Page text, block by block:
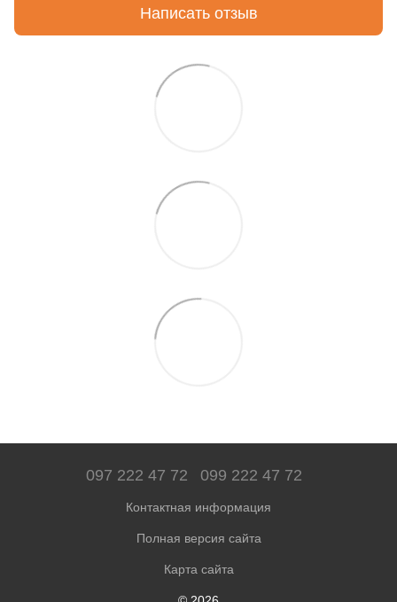
Написать отзыв
097 222 47 72 099 222 47 72
Контактная информация
Полная версия сайта
Карта сайта